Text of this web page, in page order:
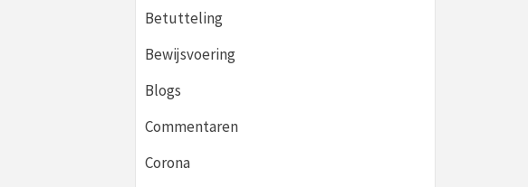
Betutteling
Bewijsvoering
Blogs
Commentaren
Corona